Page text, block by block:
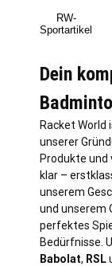
RW-
Sportartikel
Dein
Racket
unserer
Produkte und
klar –
unserem
und unserem
perfektes
Bedürfnisse.
Babolat, RSL